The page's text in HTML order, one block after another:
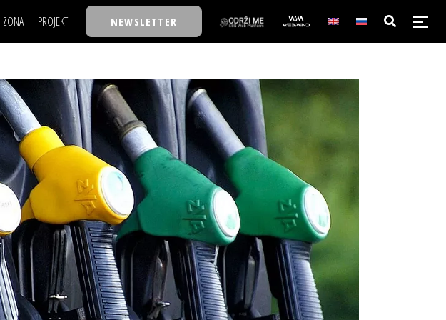
ZONA PROJEKTI
TASTY TALKS
30 ISPOD 30
BACK TO OFFICE/SCHOOL
BIZBENDOVI
BIZKOLEGIJUM
BMW BIZNIS LIGA
BIZLIFE WEEK
IZJAVA GODINE
NEWSLETTER
NAJKOLEGA
30 ISPOD 30
BACK TO OFFICE/SCHOOL
BIZBENDOVI
BIZKOLEGIJUM
BMW BIZNIS LIGA
BIZLIFE WEEK
IZJAVA GODINE